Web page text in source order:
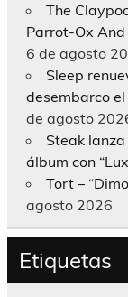
The
Parrot-Ox And
6 de agosto
Sleep
desembarco el
de agosto
Steak
álbum con
Tort –
agosto 2026
Etiquetas